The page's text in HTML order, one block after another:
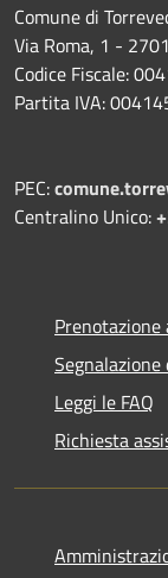
Comune di
Via Roma, 1 -
Codice Fiscale:
Partita IVA:
PEC:
Centralino Unico:
Leggi le FAQ
Richiesta